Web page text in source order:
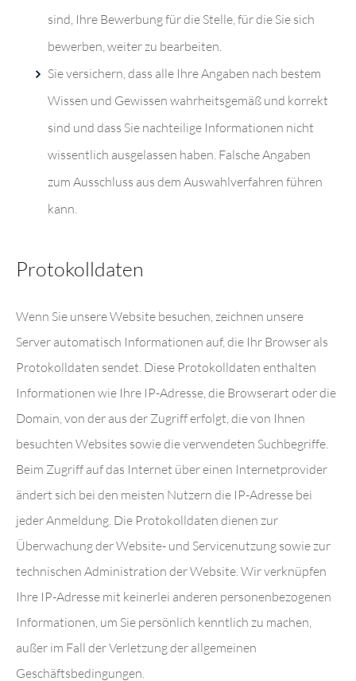
sind, Ihre Bewerbung für die Stelle, für die Sie sich
bewerben, weiter zu bearbeiten.
Sie versichern, dass alle Ihre Angaben nach bestem
Wissen und Gewissen wahrheitsgemäß und korrekt
sind und dass Sie nachteilige Informationen nicht
wissentlich ausgelassen haben. Falsche Angaben
zum Ausschluss aus dem Auswahlverfahren führen
kann.
Protokolldaten
Wenn Sie unsere Website besuchen, zeichnen unsere
Server automatisch Informationen auf, die Ihr Browser als
Protokolldaten sendet. Diese Protokolldaten enthalten
Informationen wie Ihre IP-Adresse, die Browserart oder die
Domain, von der aus der Zugriff erfolgt, die von Ihnen
besuchten Websites sowie die verwendeten Suchbegriffe.
Beim Zugriff auf das Internet über einen Internetprovider
ändert sich bei den meisten Nutzern die IP-Adresse bei
jeder Anmeldung. Die Protokolldaten dienen zur
Überwachung der Website- und Servicenutzung sowie zur
technischen Administration der Website. Wir verknüpfen
Ihre IP-Adresse mit keinerlei anderen personenbezogenen
Informationen, um Sie persönlich kenntlich zu machen,
außer im Fall der Verletzung der allgemeinen
Geschäftsbedingungen.